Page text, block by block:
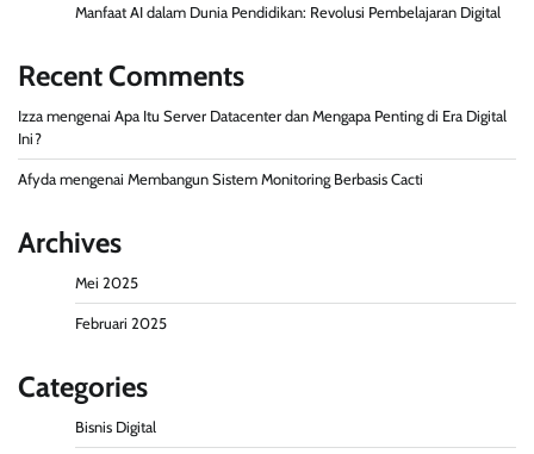
Manfaat AI dalam Dunia Pendidikan: Revolusi Pembelajaran Digital
Recent Comments
Izza mengenai Apa Itu Server Datacenter dan Mengapa Penting di Era Digital
Ini?
Afyda mengenai Membangun Sistem Monitoring Berbasis Cacti
Archives
Mei 2025
Februari 2025
Categories
Bisnis Digital